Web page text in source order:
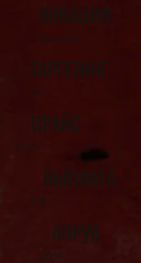
ЛОКАЦИЯ
Украина
ТАРГЕТИНГ
35+
ПРАЙС
0 грн
ВЫПЛАТА
17$
АПРУВ
20,1%